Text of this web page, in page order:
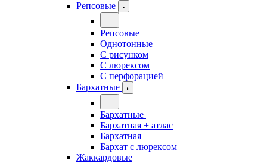
Репсовые
Репсовые
Однотонные
С рисунком
С люрексом
С перфорацией
Бархатные
Бархатные
Бархатная + атлас
Бархатная
Бархат с люрексом
Жаккардовые